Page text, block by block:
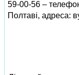
59-00-56 –
Полтаві, адреса: